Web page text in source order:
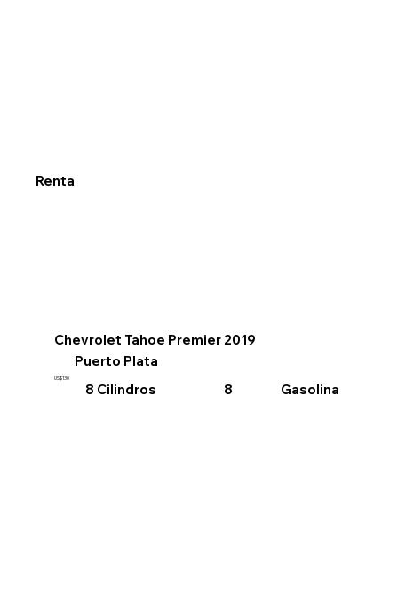
Renta
Chevrolet Tahoe Premier 2019
Puerto Plata
US$130
8 Cilindros 8 Gasolina